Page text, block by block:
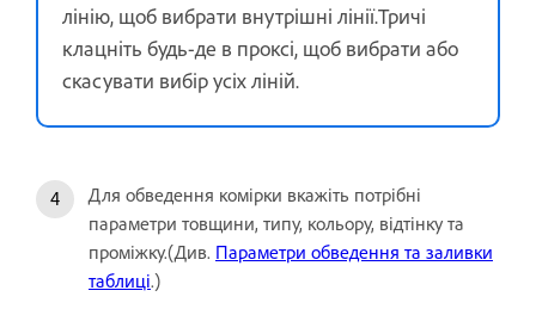
лінію, щоб вибрати внутрішні лінії.Тричі
клацніть будь-де в проксі, щоб вибрати або
скасувати вибір усіх ліній.
Для обведення комірки вкажіть потрібні
параметри товщини, типу, кольору, відтінку та
проміжку.(Див. Параметри обведення та заливки
таблиці.)